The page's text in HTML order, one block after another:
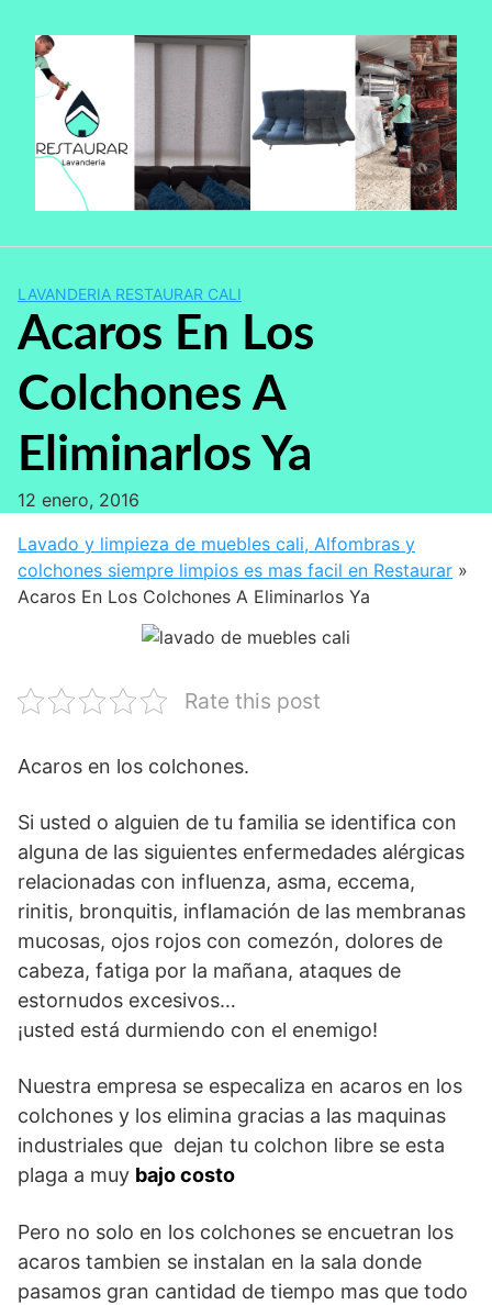
contenido
LAVANDERIA RESTAURAR CALI
Acaros En Los
Colchones A
Eliminarlos Ya
12 enero, 2016
Lavado y limpieza de muebles cali, Alfombras y
colchones siempre limpios es mas facil en Restaurar »
Acaros En Los Colchones A Eliminarlos Ya
Rate this post
Acaros en los colchones.
Si usted o alguien de tu familia se identifica con
alguna de las siguientes enfermedades alérgicas
relacionadas con influenza, asma, eccema,
rinitis, bronquitis, inflamación de las membranas
mucosas, ojos rojos con comezón, dolores de
cabeza, fatiga por la mañana, ataques de
estornudos excesivos…
¡usted está durmiendo con el enemigo!
Nuestra empresa se especaliza en acaros en los
colchones y los elimina gracias a las maquinas
industriales que dejan tu colchon libre se esta
plaga a muy bajo costo
Pero no solo en los colchones se encuetran los
acaros tambien se instalan en la sala donde
pasamos gran cantidad de tiempo mas que todo